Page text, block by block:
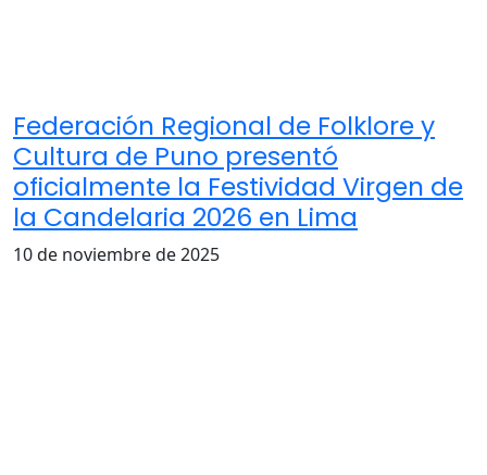
Federación Regional de Folklore y
Cultura de Puno presentó
oficialmente la Festividad Virgen de
la Candelaria 2026 en Lima
10 de noviembre de 2025